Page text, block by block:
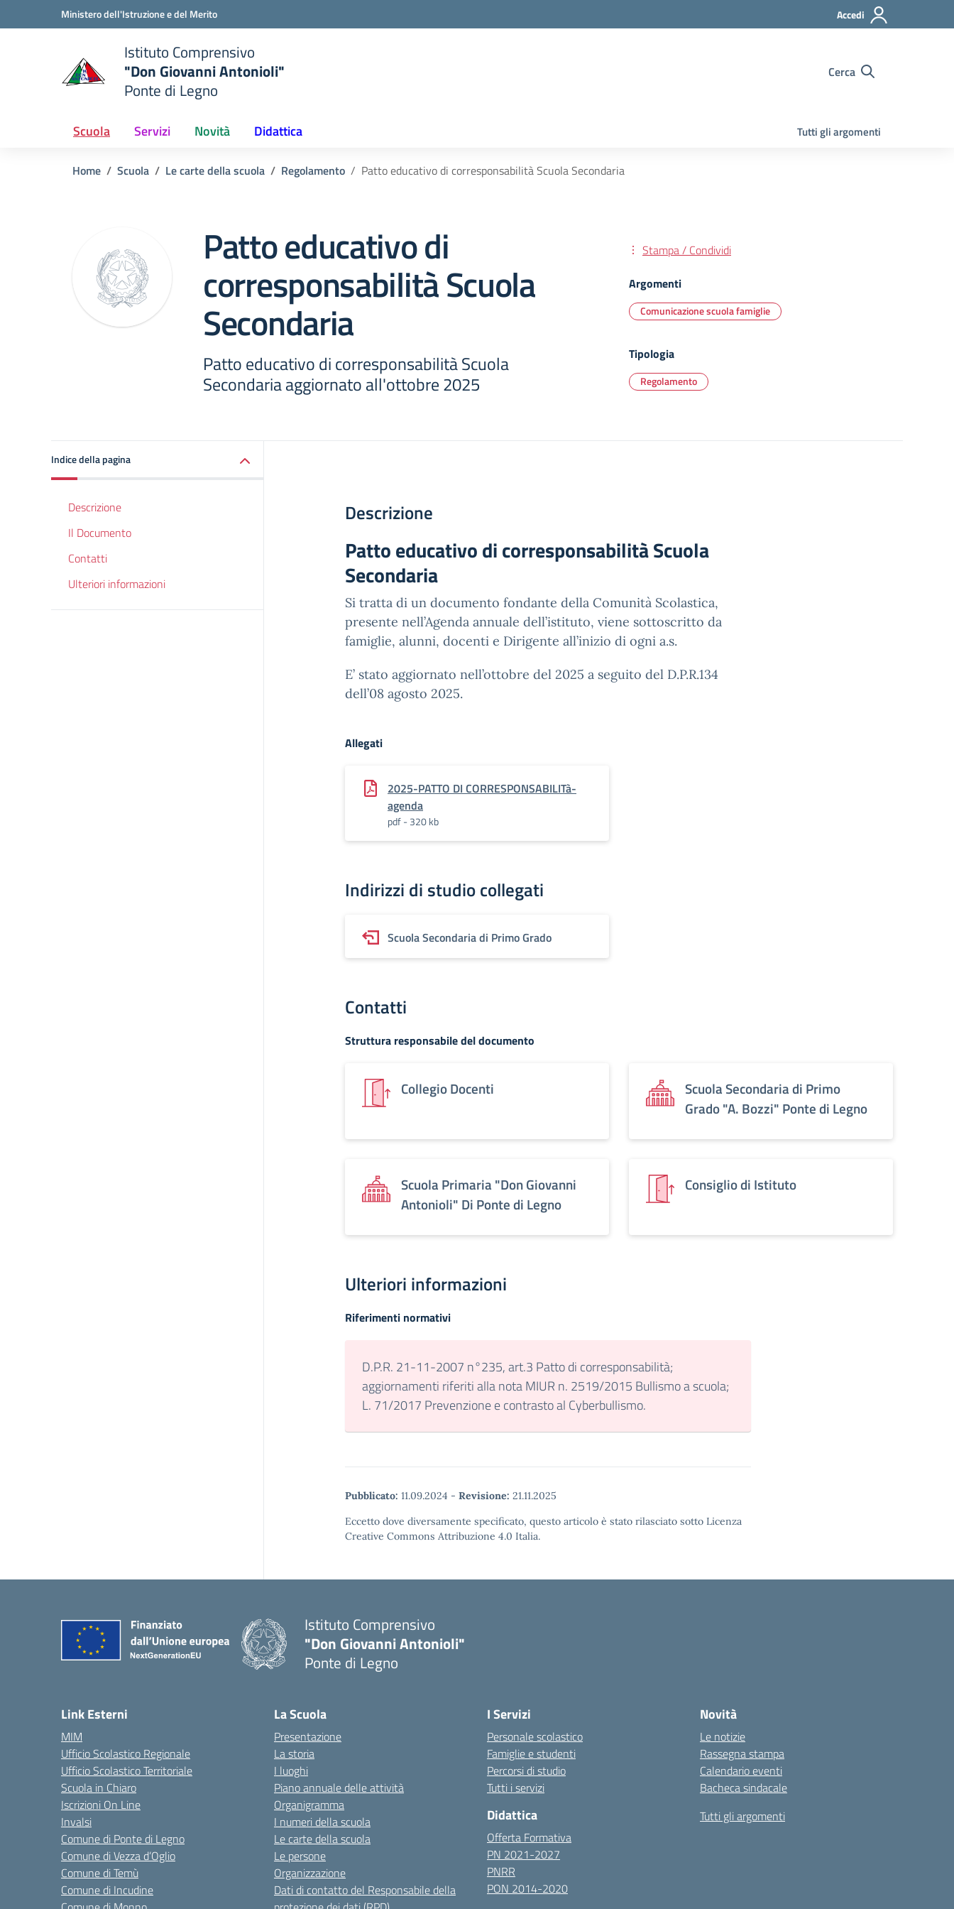
Vai ai contenuti
Vai al menu di navigazioneMinistero dell'Istruzione e del Merito Accedi
scuola
Istituto Comprensivo
"Don Giovanni Antonioli"
Ponte di Legno
Cerca
Scuola Servizi Novità Didattica Tutti gli argomenti
Home Scuola Le carte della scuola Regolamento Patto educativo di corresponsabilità Scuola Secondaria
Patto educativo di
corresponsabilità Scuola
Secondaria
Patto educativo di corresponsabilità Scuola
Secondaria aggiornato all'ottobre 2025
Stampa / Condividi
Argomenti
Comunicazione scuola famiglie
Tipologia
Regolamento
Indice della pagina
Descrizione
Il Documento
Contatti
Ulteriori informazioni
Descrizione
Patto educativo di corresponsabilità Scuola
Secondaria
Si tratta di un documento fondante della Comunità Scolastica,
presente nell’Agenda annuale dell’istituto, viene sottoscritto da
famiglie, alunni, docenti e Dirigente all’inizio di ogni a.s.
E’ stato aggiornato nell’ottobre del 2025 a seguito del D.P.R.134
dell’08 agosto 2025.
Allegati
2025-PATTO DI CORRESPONSABILITà-
agenda
pdf - 320 kb
Indirizzi di studio collegati
Scuola Secondaria di Primo Grado
Contatti
Struttura responsabile del documento
Collegio Docenti
Scuola Secondaria di Primo
Grado "A. Bozzi" Ponte di Legno
Scuola Primaria "Don Giovanni
Antonioli" Di Ponte di Legno
Consiglio di Istituto
Ulteriori informazioni
Riferimenti normativi
D.P.R. 21-11-2007 n°235, art.3 Patto di corresponsabilità;
aggiornamenti riferiti alla nota MIUR n. 2519/2015 Bullismo a scuola;
L. 71/2017 Prevenzione e contrasto al Cyberbullismo.
Pubblicato: 11.09.2024 - Revisione: 21.11.2025
Eccetto dove diversamente specificato, questo articolo è stato rilasciato sotto Licenza
Creative Commons Attribuzione 4.0 Italia.
Istituto Comprensivo
"Don Giovanni Antonioli"
Ponte di Legno
Link Esterni
MIM
Ufficio Scolastico Regionale
Ufficio Scolastico Territoriale
Scuola in Chiaro
Iscrizioni On Line
Invalsi
Comune di Ponte di Legno
Comune di Vezza d’Oglio
Comune di Temù
Comune di Incudine
La Scuola
Presentazione
La storia
I luoghi
Piano annuale delle attività
Organigramma
I numeri della scuola
Le carte della scuola
Le persone
Organizzazione
Dati di contatto del Responsabile della
I Servizi
Personale scolastico
Famiglie e studenti
Percorsi di studio
Tutti i servizi
Didattica
Offerta Formativa
PN 2021-2027
PNRR
PON 2014-2020
Novità
Le notizie
Rassegna stampa
Calendario eventi
Bacheca sindacale
Tutti gli argomenti